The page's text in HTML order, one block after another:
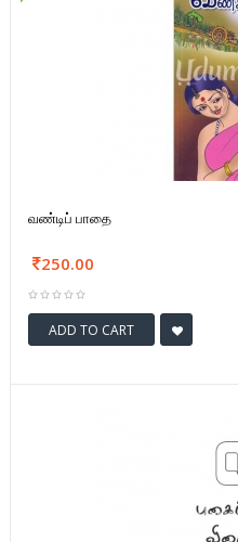
வண்டிப் பாதை
250.00
ADD TO CART